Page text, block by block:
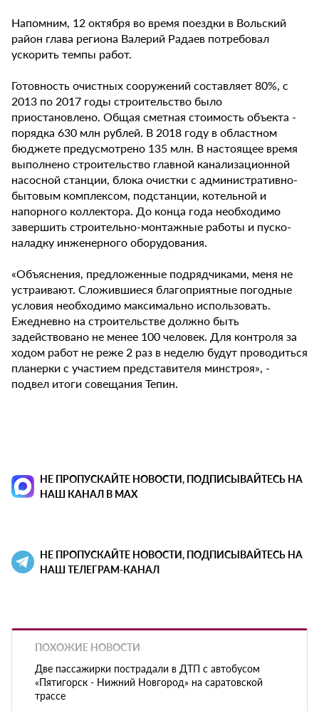
Напомним, 12 октября во время поездки в Вольский
район глава региона Валерий Радаев потребовал
ускорить темпы работ.
Готовность очистных сооружений составляет 80%, с
2013 по 2017 годы строительство было
приостановлено. Общая сметная стоимость объекта -
порядка 630 млн рублей. В 2018 году в областном
бюджете предусмотрено 135 млн. В настоящее время
выполнено строительство главной канализационной
насосной станции, блока очистки с административно-
бытовым комплексом, подстанции, котельной и
напорного коллектора. До конца года необходимо
завершить строительно-монтажные работы и пуско-
наладку инженерного оборудования.
«Объяснения, предложенные подрядчиками, меня не
устраивают. Сложившиеся благоприятные погодные
условия необходимо максимально использовать.
Ежедневно на строительстве должно быть
задействовано не менее 100 человек. Для контроля за
ходом работ не реже 2 раз в неделю будут проводиться
планерки с участием представителя минстроя», -
подвел итоги совещания Тепин.
НЕ ПРОПУСКАЙТЕ НОВОСТИ, ПОДПИСЫВАЙТЕСЬ НА
НАШ КАНАЛ В MAX
НЕ ПРОПУСКАЙТЕ НОВОСТИ, ПОДПИСЫВАЙТЕСЬ НА
НАШ ТЕЛЕГРАМ-КАНАЛ
ПОХОЖИЕ НОВОСТИ
Две пассажирки пострадали в ДТП с автобусом
«Пятигорск - Нижний Новгород» на саратовской
трассе